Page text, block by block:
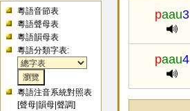
粵語音節表
粵語聲母表
粵語韻母表
粵語分類字表:
粵語注音系統對照表
[聲母 |韻母 |聲調]
paau3
paau4